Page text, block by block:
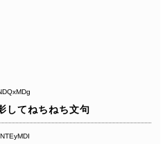
してねちねち文句